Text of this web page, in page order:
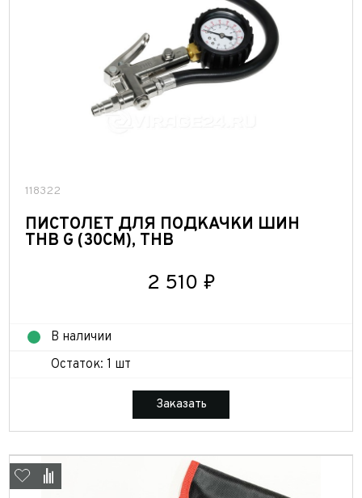
118322
ПИСТОЛЕТ ДЛЯ ПОДКАЧКИ ШИН
THB G (30СМ), THB
2 510 ₽
В наличии
Остаток: 1 шт
Заказать